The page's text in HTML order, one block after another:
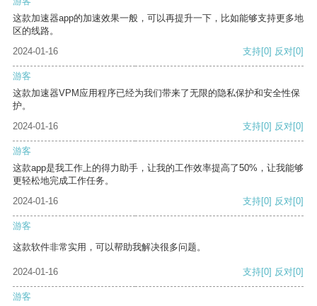
这款加速器app的加速效果一般，可以再提升一下，比如能够支持更多地
区的线路。
2024-01-16
支持[0] 反对[0]
游客
这款加速器VPM应用程序已经为我们带来了无限的隐私保护和安全性保
护。
2024-01-16
支持[0] 反对[0]
游客
这款app是我工作上的得力助手，让我的工作效率提高了50%，让我能够
更轻松地完成工作任务。
2024-01-16
支持[0] 反对[0]
游客
这款软件非常实用，可以帮助我解决很多问题。
2024-01-16 支持[0] 反对[0]
游客